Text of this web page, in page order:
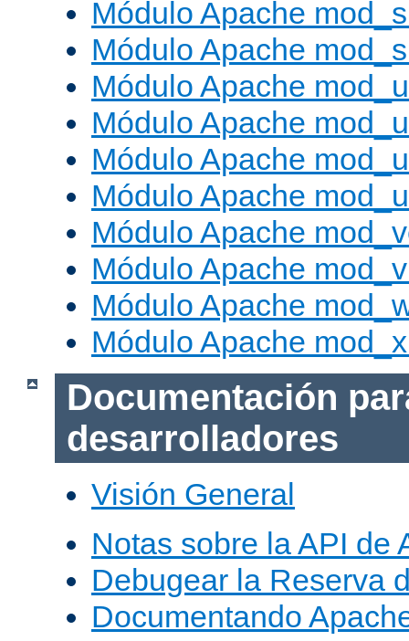
Módulo Apache
Módulo Apache
Módulo Apache
Módulo Apache
Módulo Apache
Módulo Apache
Módulo Apache
Módulo Apache
Módulo Apache
Módulo Apache
Documentación
desarrolladores
Visión General
Notas sobre la API de
Debugear la Reserva
Documentando